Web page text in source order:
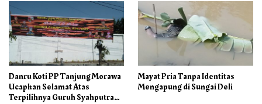
Danru Koti PP Tanjung Morawa
Ucapkan Selamat Atas
Terpilihnya Guruh Syahputra
Mayat Pria Tanpa Identitas
Mengapung di Sungai Deli